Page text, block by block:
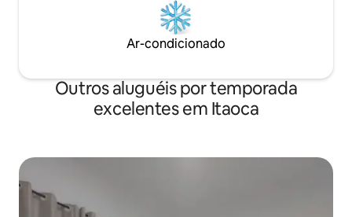
Ar-condicionado
Outros aluguéis por temporada
excelentes em Itaoca